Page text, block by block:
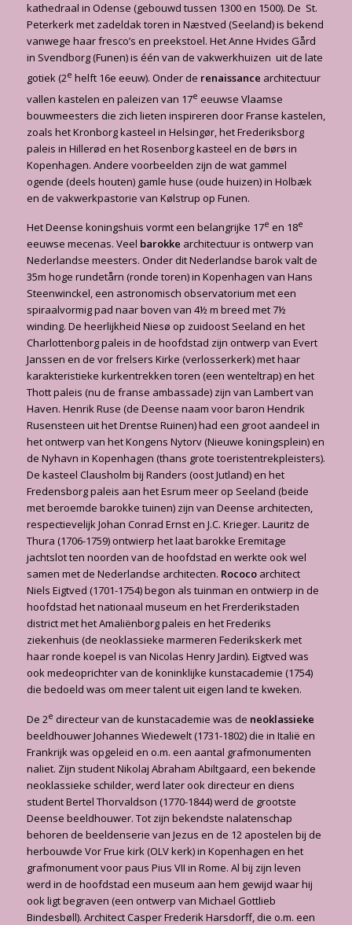
kathedraal in Odense (gebouwd tussen 1300 en 1500). De St.
Peterkerk met zadeldak toren in Næstved (Seeland) is bekend
vanwege haar fresco’s en preekstoel. Het Anne Hvides Gård
in Svendborg (Funen) is één van de vakwerkhuizen uit de late
gotiek (2e helft 16e eeuw). Onder de renaissance architectuur
vallen kastelen en paleizen van 17e eeuwse Vlaamse
bouwmeesters die zich lieten inspireren door Franse kastelen,
zoals het Kronborg kasteel in Helsingør, het Frederiksborg
paleis in Hillerød en het Rosenborg kasteel en de børs in
Kopenhagen. Andere voorbeelden zijn de wat gammel
ogende (deels houten) gamle huse (oude huizen) in Holbæk
en de vakwerkpastorie van Kølstrup op Funen.
Het Deense koningshuis vormt een belangrijke 17e en 18e
eeuwse mecenas. Veel barokke architectuur is ontwerp van
Nederlandse meesters. Onder dit Nederlandse barok valt de
35m hoge rundetårn (ronde toren) in Kopenhagen van Hans
Steenwinckel, een astronomisch observatorium met een
spiraalvormig pad naar boven van 4½ m breed met 7½
winding. De heerlijkheid Niesø op zuidoost Seeland en het
Charlottenborg paleis in de hoofdstad zijn ontwerp van Evert
Janssen en de vor frelsers Kirke (verlosserkerk) met haar
karakteristieke kurkentrekken toren (een wenteltrap) en het
Thott paleis (nu de franse ambassade) zijn van Lambert van
Haven. Henrik Ruse (de Deense naam voor baron Hendrik
Rusensteen uit het Drentse Ruinen) had een groot aandeel in
het ontwerp van het Kongens Nytorv (Nieuwe koningsplein) en
de Nyhavn in Kopenhagen (thans grote toeristentrekpleisters).
De kasteel Clausholm bij Randers (oost Jutland) en het
Fredensborg paleis aan het Esrum meer op Seeland (beide
met beroemde barokke tuinen) zijn van Deense architecten,
respectievelijk Johan Conrad Ernst en J.C. Krieger. Lauritz de
Thura (1706-1759) ontwierp het laat barokke Eremitage
jachtslot ten noorden van de hoofdstad en werkte ook wel
samen met de Nederlandse architecten. Rococoarchitect
Niels Eigtved (1701-1754) begon als tuinman en ontwierp in de
hoofdstad het nationaal museum en het Frerderikstaden
district met het Amaliënborg paleis en het Frederiks
ziekenhuis (de neoklassieke marmeren Federikskerk met
haar ronde koepel is van Nicolas Henry Jardin). Eigtved was
ook medeoprichter van de koninklijke kunstacademie (1754)
die bedoeld was om meer talent uit eigen land te kweken.
De 2e directeur van de kunstacademie was de neoklassieke
beeldhouwer Johannes Wiedewelt (1731-1802) die in Italië en
Frankrijk was opgeleid en o.m. een aantal grafmonumenten
naliet. Zijn student Nikolaj Abraham Abiltgaard, een bekende
neoklassieke schilder, werd later ook directeur en diens
student Bertel Thorvaldson (1770-1844) werd de grootste
Deense beeldhouwer. Tot zijn bekendste nalatenschap
behoren de beeldenserie van Jezus en de 12 apostelen bij de
herbouwde Vor Frue kirk (OLV kerk) in Kopenhagen en het
grafmonument voor paus Pius VII in Rome. Al bij zijn leven
werd in de hoofdstad een museum aan hem gewijd waar hij
ook ligt begraven (een ontwerp van Michael Gottlieb
Bindesbøll). Architect Casper Frederik Harsdorff, die o.m. een